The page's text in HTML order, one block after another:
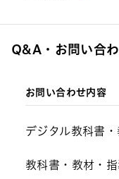
Q&A・お問い合
お問い合わせ内容
デジタル教科書
教科書・教材・